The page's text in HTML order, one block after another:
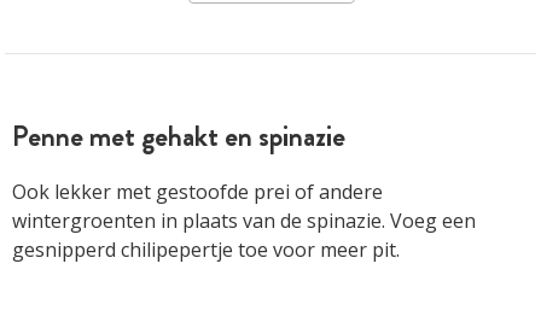
Penne met gehakt en spinazie
Ook lekker met gestoofde prei of andere
wintergroenten in plaats van de spinazie. Voeg een
gesnipperd chilipepertje toe voor meer pit.